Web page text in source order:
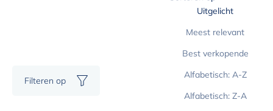
Filteren op
Uitgelicht
Meest relevant
Best verkopende
Alfabetisch: A-Z
Alfabetisch: Z-A